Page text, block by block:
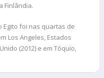
Finlândia.
Egito foi nas quartas de
Los Angeles, Estados
(2012) e em Tóquio,